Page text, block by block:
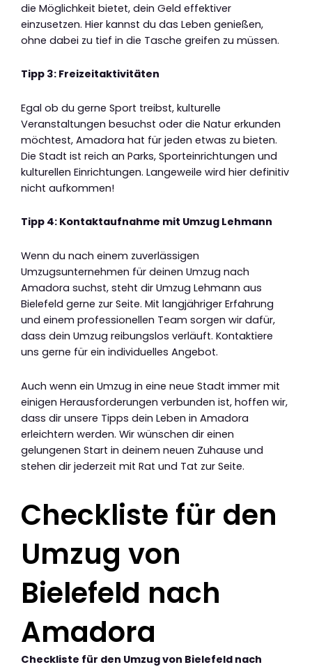
die Möglichkeit bietet, dein Geld effektiver
einzusetzen. Hier kannst du das Leben genießen,
ohne dabei zu tief in die Tasche greifen zu müssen.
Tipp 3: Freizeitaktivitäten
Egal ob du gerne Sport treibst, kulturelle
Veranstaltungen besuchst oder die Natur erkunden
möchtest, Amadora hat für jeden etwas zu bieten.
Die Stadt ist reich an Parks, Sporteinrichtungen und
kulturellen Einrichtungen. Langeweile wird hier definitiv
nicht aufkommen!
Tipp 4: Kontaktaufnahme mit Umzug Lehmann
Wenn du nach einem zuverlässigen
Umzugsunternehmen für deinen Umzug nach
Amadora suchst, steht dir Umzug Lehmann aus
Bielefeld gerne zur Seite. Mit langjähriger Erfahrung
und einem professionellen Team sorgen wir dafür,
dass dein Umzug reibungslos verläuft. Kontaktiere
uns gerne für ein individuelles Angebot.
Auch wenn ein Umzug in eine neue Stadt immer mit
einigen Herausforderungen verbunden ist, hoffen wir,
dass dir unsere Tipps dein Leben in Amadora
erleichtern werden. Wir wünschen dir einen
gelungenen Start in deinem neuen Zuhause und
stehen dir jederzeit mit Rat und Tat zur Seite.
Checkliste für den
Umzug von
Bielefeld nach
Amadora
Checkliste für den Umzug von Bielefeld nach